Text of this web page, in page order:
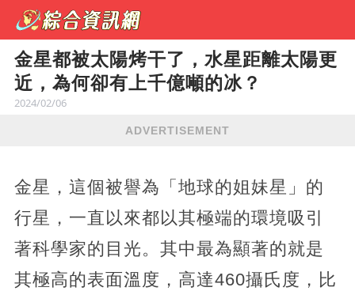
金星都被太陽烤干了，水星距離太陽更
近，為何卻有上千億噸的冰？
2024/02/06
ADVERTISEMENT
金星，這個被譽為「地球的姐妹星」的
行星，一直以來都以其極端的環境吸引
著科學家的目光。其中最為顯著的就是
其極高的表面溫度，高達460攝氏度，比